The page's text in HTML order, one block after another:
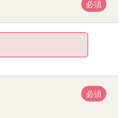
必須
必須